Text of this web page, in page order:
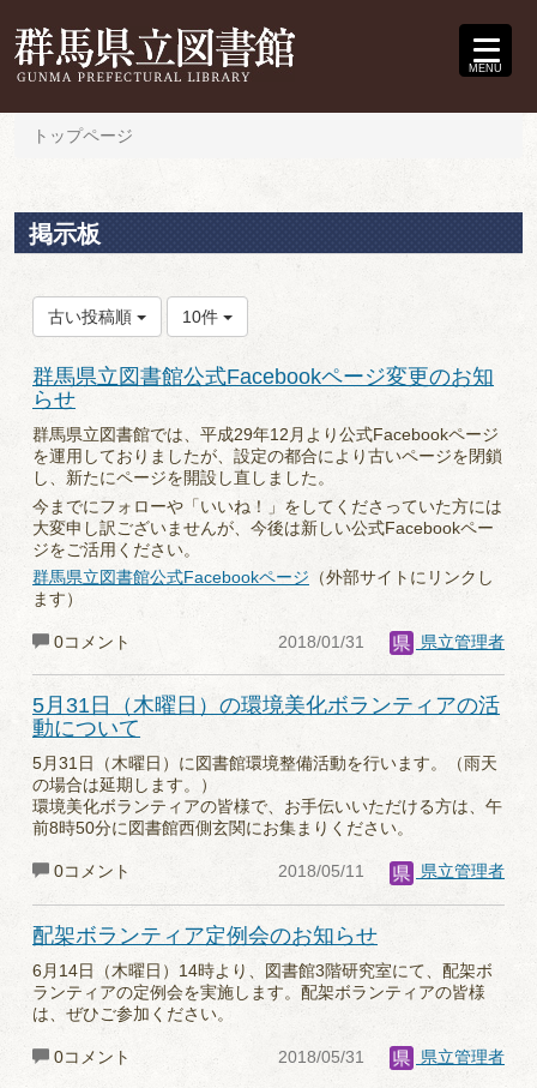
MENU
トップページ
掲示板
古い投稿順 10件
群馬県立図書館公式Facebookページ変更のお知
らせ
群馬県立図書館では、平成29年12月より公式Facebookページ
を運用しておりましたが、設定の都合により古いページを閉鎖
し、新たにページを開設し直しました。
今までにフォローや「いいね！」をしてくださっていた方には
大変申し訳ございませんが、今後は新しい公式Facebookペー
ジをご活用ください。
群馬県立図書館公式Facebookページ （外部サイトにリンクし
ます）
0コメント 2018/01/31 県立管理者
5月31日（木曜日）の環境美化ボランティアの活
動について
5月31日（木曜日）に図書館環境整備活動を行います。（雨天
の場合は延期します。）
環境美化ボランティアの皆様で、お手伝いいただける方は、午
前8時50分に図書館西側玄関にお集まりください。
0コメント 2018/05/11 県立管理者
配架ボランティア定例会のお知らせ
6月14日（木曜日）14時より、図書館3階研究室にて、配架ボ
ランティアの定例会を実施します。配架ボランティアの皆様
は、ぜひご参加ください。
0コメント 2018/05/31 県立管理者